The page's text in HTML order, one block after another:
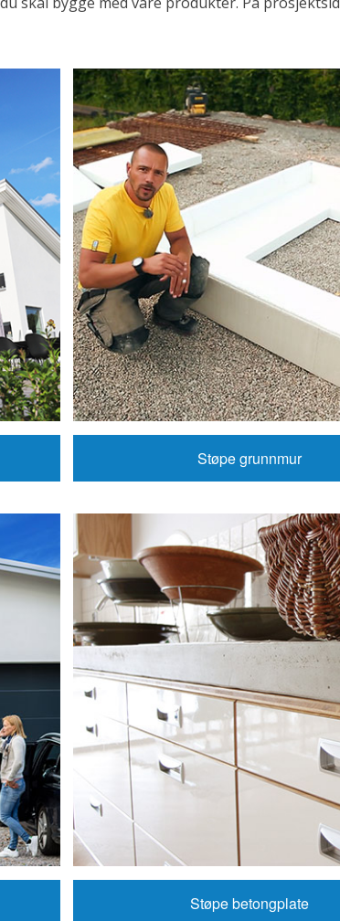
Støpe grunnmur
Støpe betongplate